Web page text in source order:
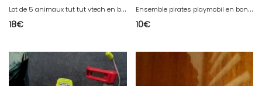
L
ot de 5 animaux tut tut vtech en bon etat
18€
E
nsemble pirates playmobil en bon etat
10€